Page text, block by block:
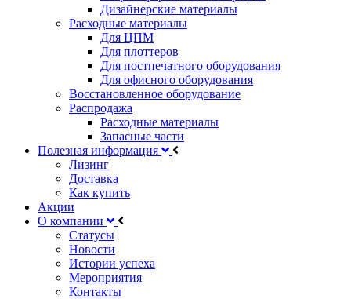
Дизайнерские материалы
Расходные материалы
Для ЦПМ
Для плоттеров
Для постпечатного оборудования
Для офисного оборудования
Восстановленное оборудование
Распродажа
Расходные материалы
Запасные части
Полезная информация
Лизинг
Доставка
Как купить
Акции
О компании
Статусы
Новости
Истории успеха
Мероприятия
Контакты